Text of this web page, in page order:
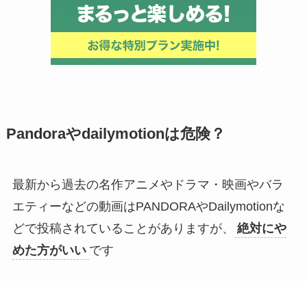
Pandoraやdailymotionは危険？
最新から過去の名作アニメやドラマ・映画やバラ
エティーなどの動画はPANDORAやDailymotionな
どで投稿されていることがありますが、
絶対にや
めた方がいい です